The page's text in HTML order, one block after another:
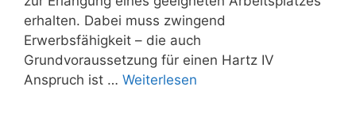
erhalten. Dabei muss zwingend
Erwerbsfähigkeit – die auch
Grundvoraussetzung für einen Hartz IV
Anspruch ist … Weiterlesen